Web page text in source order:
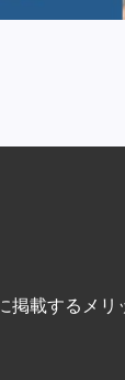
掲載するメリ